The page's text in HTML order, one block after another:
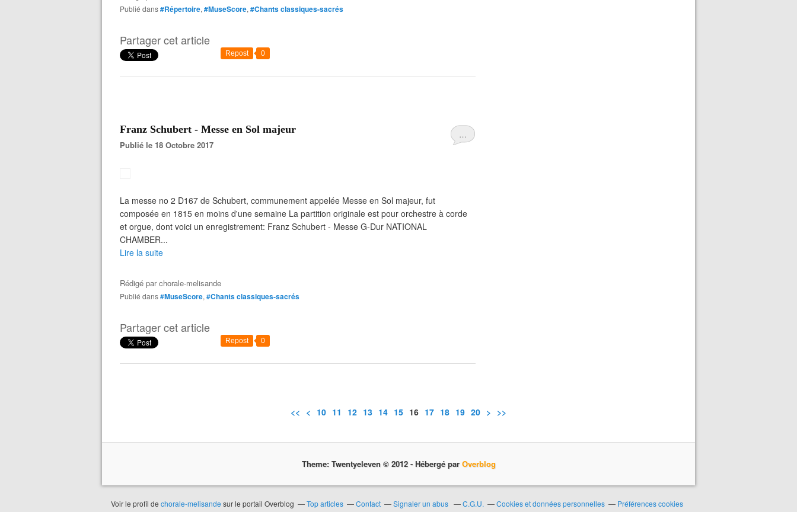
Publié dans#Répertoire, #MuseScore, #Chants classiques-sacrés
Partager cet article
Repost 0
…
Franz Schubert - Messe en Sol majeur
Publié le 18 Octobre 2017
La messe no 2 D167 de Schubert, communement appelée Messe en Sol majeur, fut
composée en 1815 en moins d'une semaine La partition originale est pour orchestre à corde
et orgue, dont voici un enregistrement: Franz Schubert - Messe G-Dur NATIONAL
CHAMBER...
Lire la suite
Rédigé parchorale-melisande
Publié dans#MuseScore, #Chants classiques-sacrés
Partager cet article
Repost 0
<< < 10 11 12 13 14 15 16 17 18 19 20 30
40
50
60
70
80
90
> >>
Theme: Twentyeleven © 2012 - Hébergé par Overblog
Voir le profil de chorale-melisande sur le portail Overblog Top articles Contact Signaler un abus C.G.U. Cookies et données personnelles Préférences cookies